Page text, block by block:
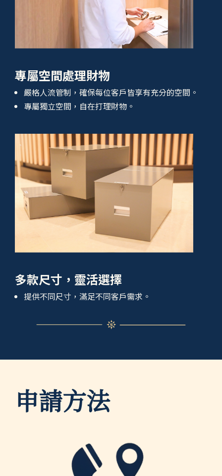
專屬空間處理財物
嚴格人流管制，確保每位客戶皆享有充分的空間。
專屬獨立空間，自在打理財物。
多款尺寸，靈活選擇
提供不同尺寸，滿足不同客戶需求。
申請方法